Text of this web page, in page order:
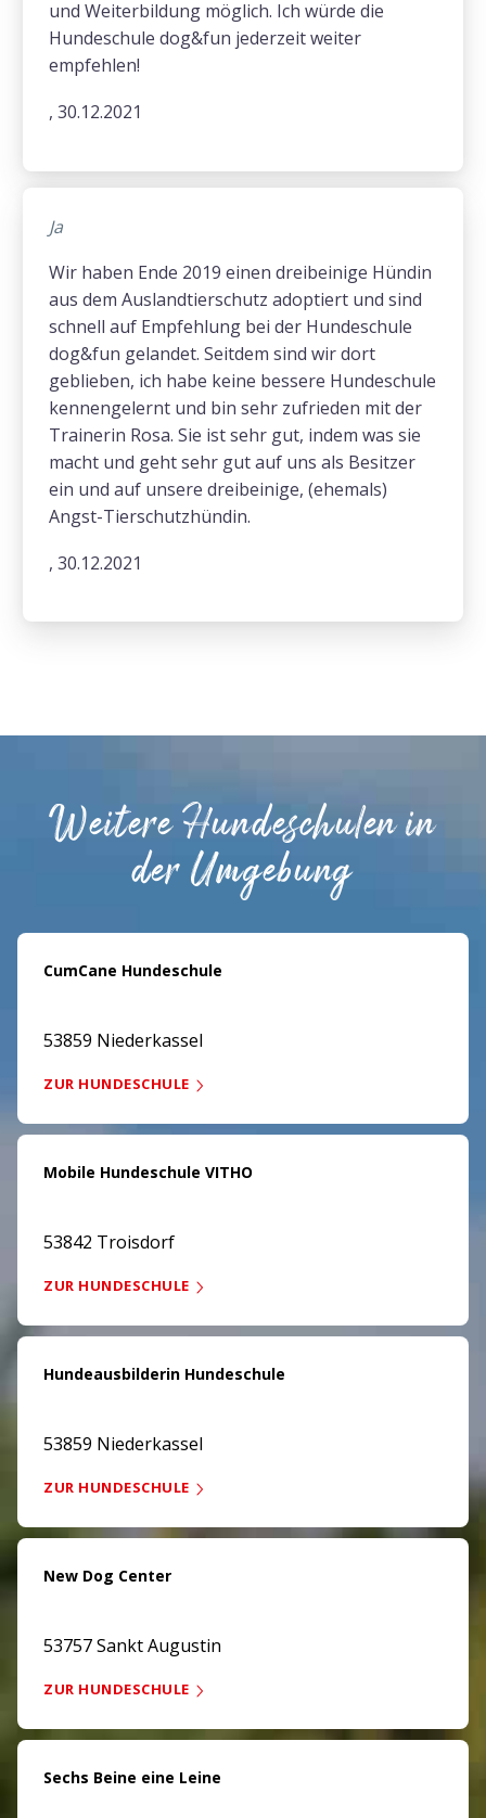
und Weiterbildung möglich. Ich würde die
Hundeschule dog&fun jederzeit weiter
empfehlen!
, 30.12.2021
Ja
Wir haben Ende 2019 einen dreibeinige Hündin
aus dem Auslandtierschutz adoptiert und sind
schnell auf Empfehlung bei der Hundeschule
dog&fun gelandet. Seitdem sind wir dort
geblieben, ich habe keine bessere Hundeschule
kennengelernt und bin sehr zufrieden mit der
Trainerin Rosa. Sie ist sehr gut, indem was sie
macht und geht sehr gut auf uns als Besitzer
ein und auf unsere dreibeinige, (ehemals)
Angst-Tierschutzhündin.
, 30.12.2021
Weitere Hundeschulen in
der Umgebung
CumCane Hundeschule
53859 Niederkassel
ZUR HUNDESCHULE
Mobile Hundeschule VITHO
53842 Troisdorf
ZUR HUNDESCHULE
Hundeausbilderin Hundeschule
53859 Niederkassel
ZUR HUNDESCHULE
New Dog Center
53757 Sankt Augustin
ZUR HUNDESCHULE
Sechs Beine eine Leine